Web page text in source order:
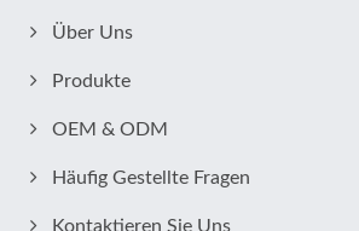
Über Uns
Produkte
OEM & ODM
Häufig Gestellte Fragen
Kontaktieren Sie Uns